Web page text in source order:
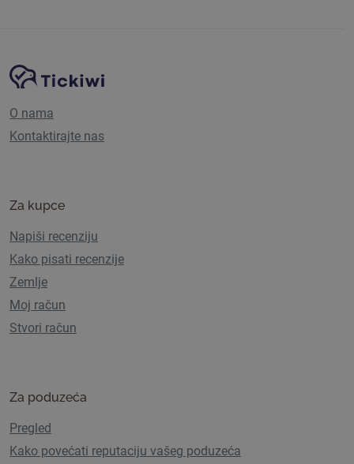
Navigacija stranice
Tickiwi platforma
O nama
Kontaktirajte nas
Za kupce
Napiši recenziju
Kako pisati recenzije
Zemlje
Moj račun
Stvori račun
Za poduzeća
Pregled
Kako povećati reputaciju vašeg poduzeća